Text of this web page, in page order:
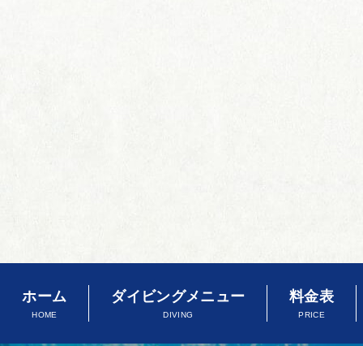
ホーム
HOME
ダイビングメニュー
DIVING
料金表
PRICE